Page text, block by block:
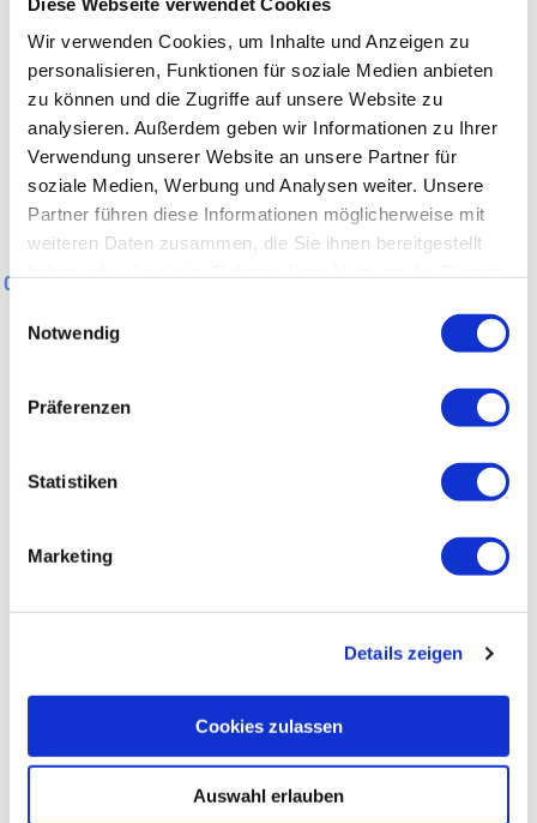
Wir verwenden Cookies, um Inhalte und Anzeigen zu
personalisieren, Funktionen für soziale Medien anbieten
zu können und die Zugriffe auf unsere Website zu
analysieren. Außerdem geben wir Informationen zu Ihrer
Verwendung unserer Website an unsere Partner für
soziale Medien, Werbung und Analysen weiter. Unsere
Partner führen diese Informationen möglicherweise mit
weiteren Daten zusammen, die Sie ihnen bereitgestellt
Notwendig
Präferenzen
Statistiken
Marketing
Details zeigen
Cookies zulassen
Auswahl erlauben
0 m
200 m
600 m
0 km 62 km
Allgemeine Informationen
Tipp des Autors